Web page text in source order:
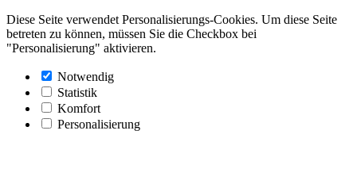
Diese Seite verwendet Personalisierungs-Cookies. Um diese Seite
betreten zu können, müssen Sie die Checkbox bei
"Personalisierung" aktivieren.
Notwendig
Statistik
Komfort
Personalisierung